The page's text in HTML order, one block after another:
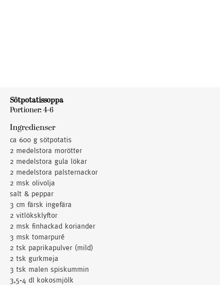
Sötpotatissoppa
Portioner: 4-6
Ingredienser
ca 600 g sötpotatis
2 medelstora morötter
2 medelstora gula lökar
2 medelstora palsternackor
2 msk olivolja
salt & peppar
3 cm färsk ingefära
2 vitlöksklyftor
2 msk finhackad koriander
3 msk tomarpuré
2 tsk paprikapulver (mild)
2 tsk gurkmeja
3 tsk malen spiskummin
3,5-4 dl kokosmjölk